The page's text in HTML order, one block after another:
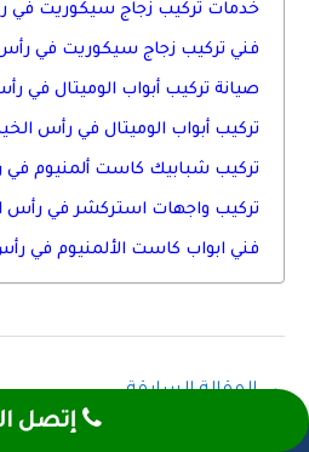
خدمات تركيب زجاج سيكوريت في
فني تركيب زجاج سيكوريت في
صيانة تركيب أبواب الوميتال في
تركيب أبواب الوميتال في رأس
تركيب شبابيك كاست ألمنيوم في
تركيب واجهات استركشر في رأس
فني ابواب كاست الألمنيوم في
→المقالة السابقة
إتصل